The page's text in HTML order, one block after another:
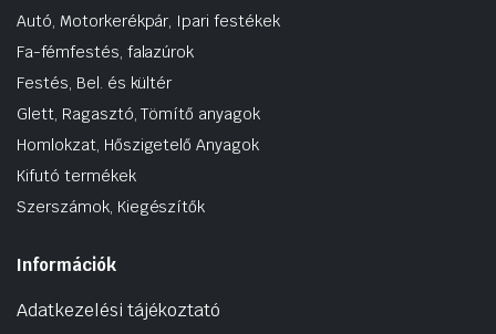
Autó, Motorkerékpár, Ipari festékek
Fa-fémfestés, falazúrok
Festés, Bel. és kültér
Glett, Ragasztó, Tömítő anyagok
Homlokzat, Hőszigetelő Anyagok
Kifutó termékek
Szerszámok, Kiegészítők
Információk
Adatkezelési tájékoztató